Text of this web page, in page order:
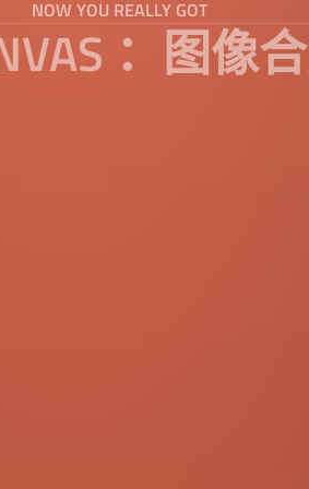
NOW YOU REALLY GOT
：图像